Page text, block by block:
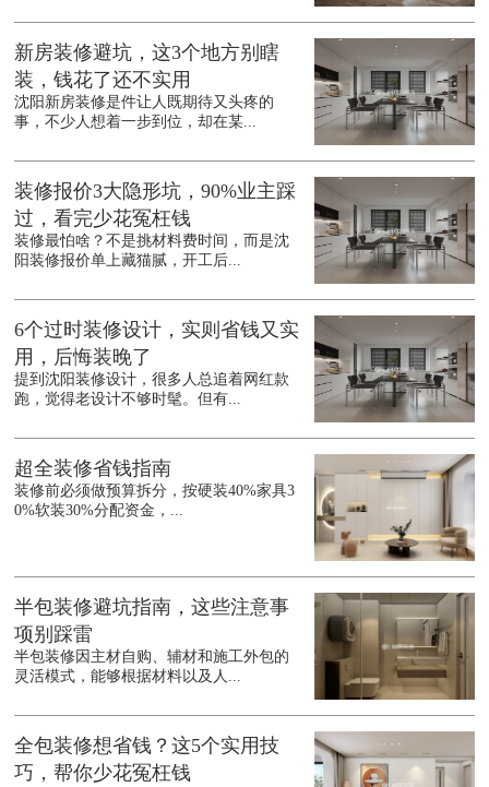
新房装修避坑，这3个地方别瞎
装，钱花了还不实用
沈阳新房装修是件让人既期待又头疼的
事，不少人想着一步到位，却在某...
装修报价3大隐形坑，90%业主踩
过，看完少花冤枉钱
装修最怕啥？不是挑材料费时间，而是沈
阳装修报价单上藏猫腻，开工后...
6个过时装修设计，实则省钱又实
用，后悔装晚了
提到沈阳装修设计，很多人总追着网红款
跑，觉得老设计不够时髦。但有...
超全装修省钱指南
装修前必须做预算拆分，按硬装40%家具3
0%软装30%分配资金，...
半包装修避坑指南，这些注意事
项别踩雷
半包装修因主材自购、辅材和施工外包的
灵活模式，能够根据材料以及人...
全包装修想省钱？这5个实用技
巧，帮你少花冤枉钱